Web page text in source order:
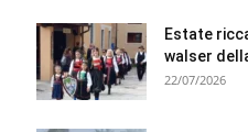
Estate
walser
22/07/2026